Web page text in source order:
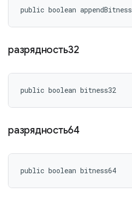
public boolean appendBitness
разрядность32
public boolean bitness32
разрядность64
public boolean bitness64